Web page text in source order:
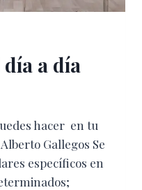
a día
hacer en tu
Gallegos Se
específicos en